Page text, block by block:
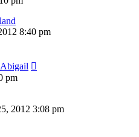
8:40 pm
Abigail
pm
2012 3:08 pm